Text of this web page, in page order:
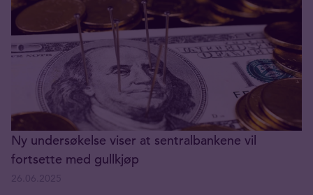
Ny undersøkelse viser at sentralbankene vil
fortsette med gullkjøp